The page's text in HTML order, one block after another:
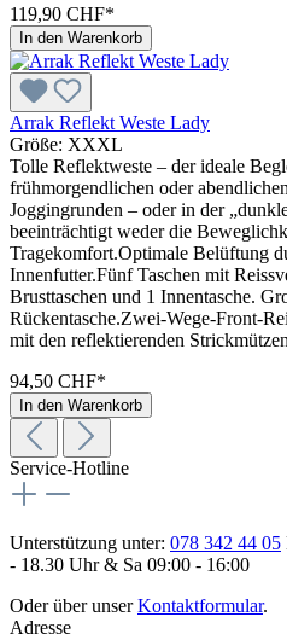
119,90 CHF*
In den Warenkorb
Arrak Reflekt Weste Lady
Größe: XXXL
Tolle Reflektweste – der ideale
frühmorgendlichen oder
Joggingrunden – oder in der
beeinträchtigt weder die
Tragekomfort.Optimale Belüftung
Innenfutter.Fünf Taschen mit
Brusttaschen und 1 Innentasche.
Rückentasche.Zwei-Wege-Front-
mit den reflektierenden
94,50 CHF*
In den Warenkorb
Service-Hotline
Unterstützung unter: 078 342 44 05
- 18.30 Uhr & Sa 09:00 - 16:00
Oder über unserKontaktformular.
Adresse